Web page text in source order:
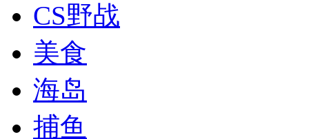
CS野战
美食
海岛
捕鱼